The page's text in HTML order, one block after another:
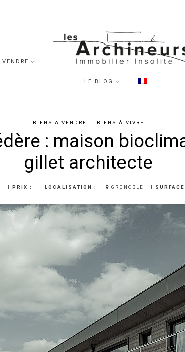
LE BLOG
BIENS A VENDRE BIENS À VIVRE
: maison
gillet architecte
| PRIX : | LOCALISATION : GRENOBLE |